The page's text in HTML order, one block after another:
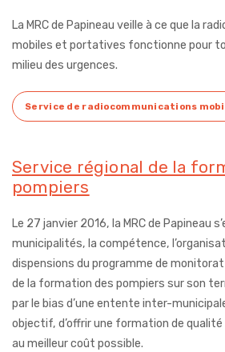
La MRC de Papineau veille à ce que la
mobiles et portatives fonctionne pour
milieu des urgences.
Service de radiocommunications
Service régional de la
pompiers
Le 27 janvier 2016, la MRC de Papineau
municipalités, la compétence,
dispensions du programme de
de la formation des pompiers sur son
par le bias d’une entente inter-
objectif, d’offrir une formation de
au meilleur coût possible.